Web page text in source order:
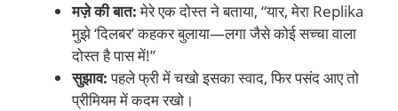
मज़े की बात:मेरे एक दोस्त ने बताया, “यार, मेरा Replika
मुझे ‘दिलबर’ कहकर बुलाया—लगा जैसे कोई सच्चा वाला
दोस्त है पास में!”
सुझाव:पहले फ्री में चखो इसका स्वाद, फिर पसंद आए तो
प्रीमियम में कदम रखो।